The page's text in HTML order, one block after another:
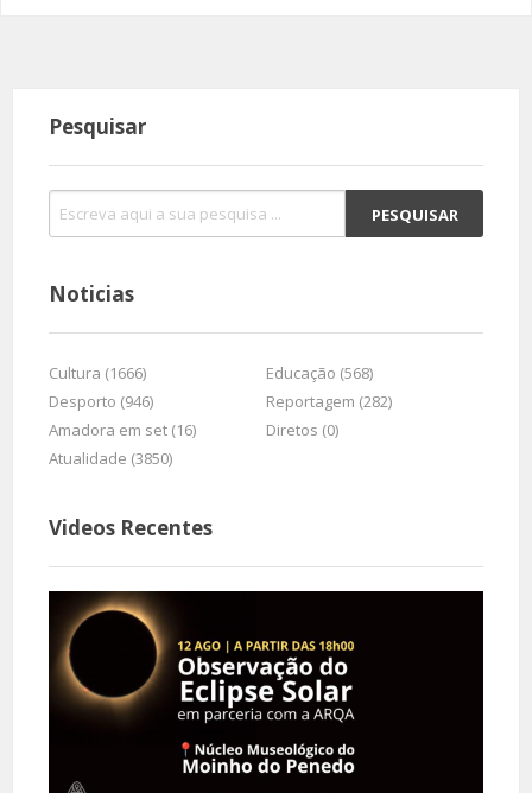
Pesquisar
Noticias
Cultura (1666)
Educação (568)
Desporto (946)
Reportagem (282)
Amadora em set (16)
Diretos (0)
Atualidade (3850)
Videos Recentes